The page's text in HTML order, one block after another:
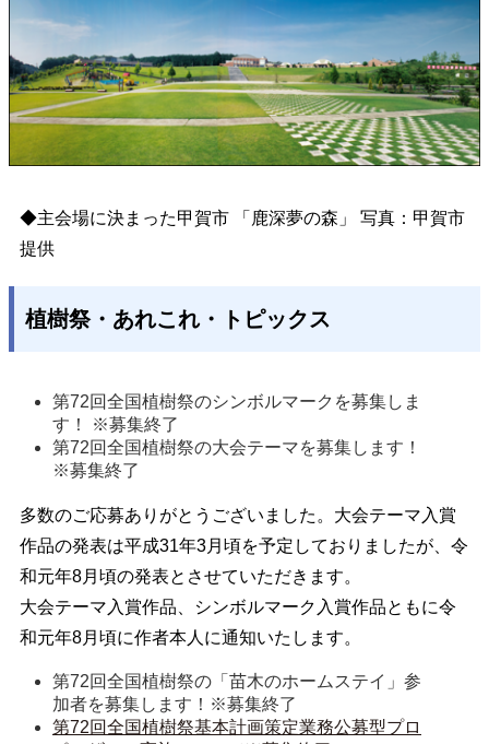
◆主会場に決まった甲賀市 「鹿深夢の森」 写真：甲賀市
提供
植樹祭・あれこれ・トピックス
第72回全国植樹祭のシンボルマークを募集しま
す！ ※募集終了
第72回全国植樹祭の大会テーマを募集します！
※募集終了
多数のご応募ありがとうございました。大会テーマ入賞
作品の発表は平成31年3月頃を予定しておりましたが、令
和元年8月頃の発表とさせていただきます。
大会テーマ入賞作品、シンボルマーク入賞作品ともに令
和元年8月頃に作者本人に通知いたします。
第72回全国植樹祭の「苗木のホームステイ」参
加者を募集します！※募集終了
第72回全国植樹祭基本計画策定業務公募型プロ